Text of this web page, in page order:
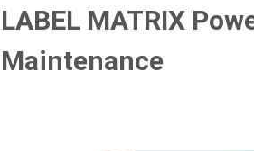
LABEL MATRIX
Maintenance